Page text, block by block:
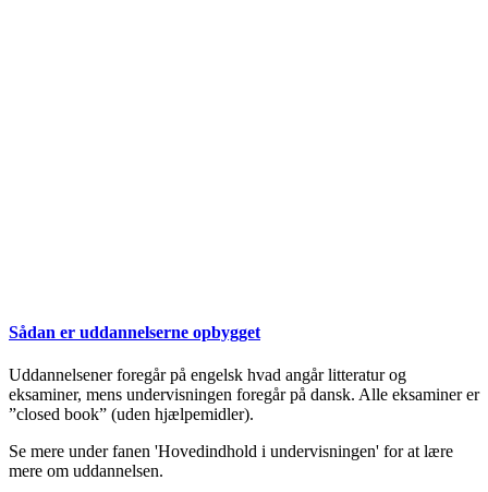
Sådan er uddannelserne opbygget
Uddannelsener foregår på engelsk hvad angår litteratur og
eksaminer, mens undervisningen foregår på dansk. Alle eksaminer er
”closed book” (uden hjælpemidler).
Se mere under fanen 'Hovedindhold i undervisningen' for at lære
mere om uddannelsen.